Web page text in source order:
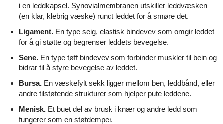
i en leddkapsel. Synovialmembranen utskiller leddvæsken
(en klar, klebrig væske) rundt leddet for å smøre det.
Ligament. En type seig, elastisk bindevev som omgir leddet
for å gi støtte og begrenser leddets bevegelse.
Sene. En type tøff bindevev som forbinder muskler til bein og
bidrar til å styre bevegelse av leddet.
Bursa. En væskefylt sekk ligger mellom ben, leddbånd, eller
andre tilstøtende strukturer som hjelper pute leddene.
Menisk. Et buet del av brusk i knær og andre ledd som
fungerer som en støtdemper.